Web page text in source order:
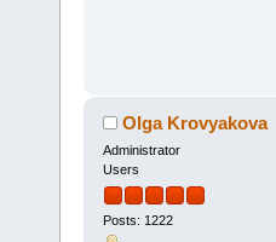
Olga Krovyakova
Administrator
Users
Posts: 1222